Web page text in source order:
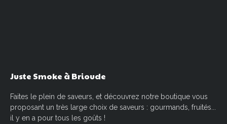
Juste Smoke à Brioude
Faites le plein de saveurs, et découvrez notre boutique vous
proposant un très large choix de saveurs : gourmands, fruités...
il y en a pour tous les goûts !